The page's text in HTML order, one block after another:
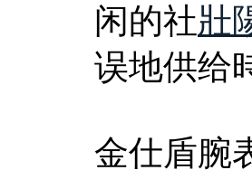
闲的社壯
误地供给
金仕盾腕